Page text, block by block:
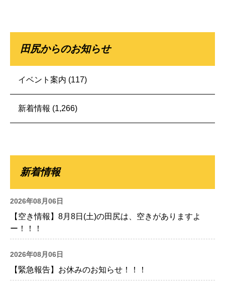
田尻からのお知らせ
イベント案内 (117)
新着情報 (1,266)
新着情報
2026年08月06日
【空き情報】8月8日(土)の田尻は、空きがありますよ
ー！！！
2026年08月06日
【緊急報告】お休みのお知らせ！！！